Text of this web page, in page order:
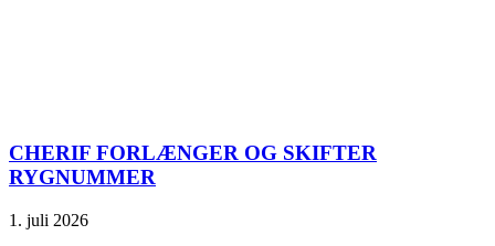
CHERIF FORLÆNGER OG SKIFTER
RYGNUMMER
1. juli 2026